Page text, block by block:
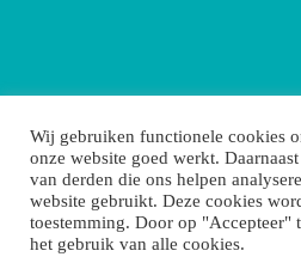
Wij gebruiken functionele cookies
onze website goed werkt.
van derden die ons helpen
website gebruikt. Deze cookies
toestemming. Door op "Accepteer"
het gebruik van alle cookies.